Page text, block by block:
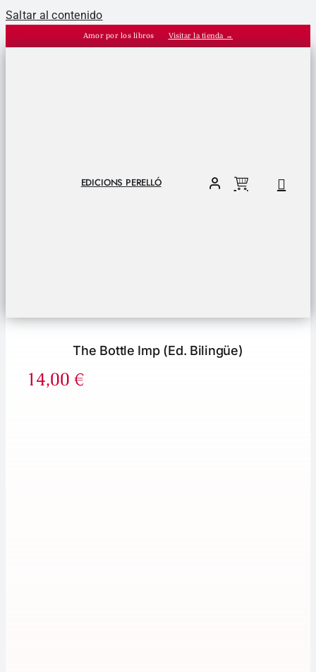
Saltar al contenido
Amor por los libros Visitar la tienda →
EDICIONS PERELLÓ
The Bottle Imp (Ed. Bilingüe)
14,00€